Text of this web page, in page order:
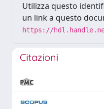
Utilizza questo
un link a questo
https://
Citazioni